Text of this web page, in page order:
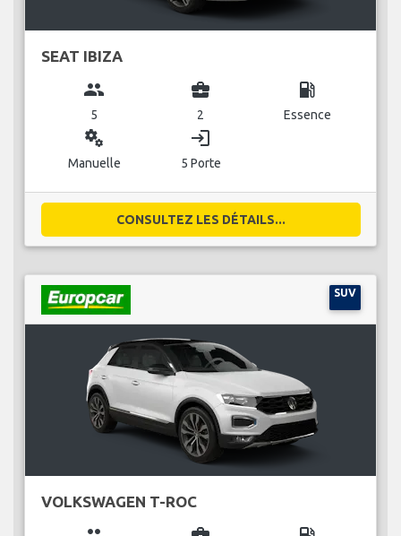
SEAT IBIZA
group
5
business_center
2
local_gas_station
Essence
miscellaneous_services
Manuelle
login
5 Porte
CONSULTEZ LES DÉTAILS...
SUV
VOLKSWAGEN T-ROC